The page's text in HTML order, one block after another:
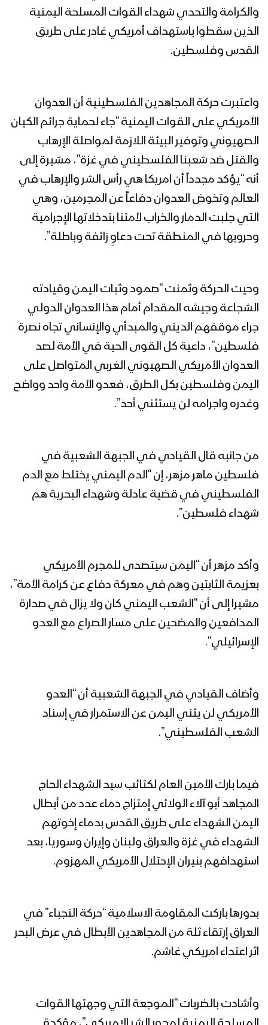
والكرامة والتحدي شهداء القوات المسلحة اليمنية
الذين سقطوا باستهداف أمريكي غادر على طريق
القدس وفلسطين.
واعتبرت حركة المجاهدين الفلسطينية أن العدوان
الأمريكي على القوات اليمنية “جاء لحماية جرائم الكيان
الصهيوني وتوفير البيئة اللازمة لمواصلة الإرهاب
والقتل ضد شعبنا الفلسطيني في غزة”، مشيرة إلى
أنه “يؤكد مجدداً أن امريكا هي رأس الشر والإرهاب في
العالم وتخوض العدوان دفاعاً عن المجرمين، وهي
التي جلبت الدمار والخراب لأمتنا بتدخلاتها الإجرامية
وحروبها في المنطقة تحت دعاوٍ زائفة وباطلة”.
وحيت الحركة وثمنت “صمود وثبات اليمن وقيادته
الشجاعة وجيشه المقدام أمام هذا العدوان الدولي
جراء موقفهم الديني والمبدأي والإنساني تجاه نصرة
فلسطين”، داعية كل القوى الحية في الأمة لصد
العدوان الأمريكي الصهيوني الغربي المتواصل على
اليمن وفلسطين بكل الطرق، فعدو الأمة واحد وواضح
وغدره واجرامه لن يستثني أحد”.
من جانبه قال القيادي في الجبهة الشعبية في
فلسطين ماهر مزهر، إن “الدم اليمني يختلط مع الدم
الفلسطيني في قضية عادلة وشهداء البحرية هم
شهداء فلسطين”.
وأكد مزهر أن “اليمن سيتصدى للمجرم الأمريكي
بعزيمة الثابتين وهم في معركة دفاع عن كرامة الأمة”،
مشيرا إلى أن “الشعب اليمني كان ولا يزال في صدارة
المدافعين والمضحين على مسار الصراع مع العدو
الإسرائيلي”.
وأضاف القيادي في الجبهة الشعبية أن “العدو
الأمريكي لن يثني اليمن عن الاستمرار في إسناد
الشعب الفلسطيني”.
فيما بارك الأمين العام لكتائب سيد الشهداء الحاج
المجاهد أبو آلاء الولائي إمتزاج دماء عدد من أبطال
اليمن الشهداء على طريق القدس بدماء إخوتهم
الشهداء في غزة والعراق ولبنان وإيران وسوريا، بعد
استهدافهم بنيران الإحتلال الأمريكي المهزوم.
بدورها باركت المقاومة الاسلامية “حركة النجباء” في
العراق إرتقاء ثلة من المجاهدين الأبطال في عرض البحر
اثر اعتداء امريكي غاشم.
وأشادت بالضربات “الموجعة التي وجهتها القوات